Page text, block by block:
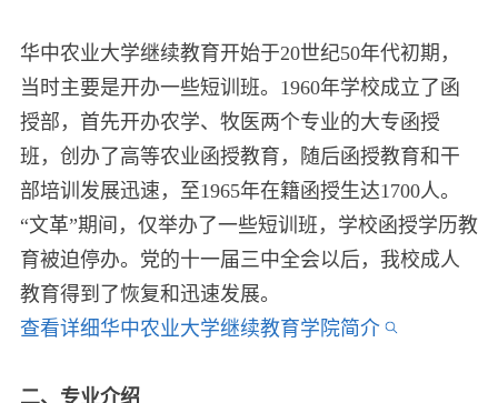
华中农业大学继续教育开始于20世纪50年代初期，
当时主要是开办一些短训班。1960年学校成立了函
授部，首先开办农学、牧医两个专业的大专函授
班，创办了高等农业函授教育，随后函授教育和干
部培训发展迅速，至1965年在籍函授生达1700人。
“文革”期间，仅举办了一些短训班，学校函授学历教
育被迫停办。党的十一届三中全会以后，我校成人
教育得到了恢复和迅速发展。
查看详细华中农业大学继续教育学院简介
二、专业介绍